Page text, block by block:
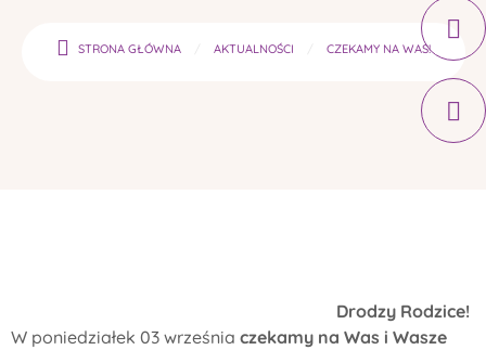
STRONA GŁÓWNA AKTUALNOŚCI CZEKAMY NA WAS!
Drodzy Rodzice!
W poniedziałek 03 września czekamy na Was i Wasze